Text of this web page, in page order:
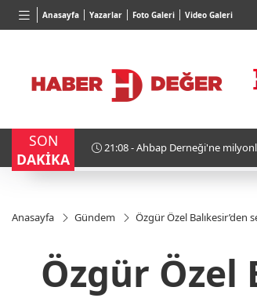
Anasayfa Yazarlar Foto Galeri Video Galeri
28,0626 %0,37
VND
0,0018%0,09
SON
DAKİKA
milyonluk bağışlar mercek altında
Anasayfa Gündem Özgür Özel Balıkesir’den
Özgür Özel